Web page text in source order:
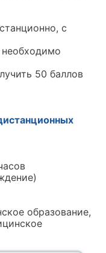
с
50 баллов
образование,